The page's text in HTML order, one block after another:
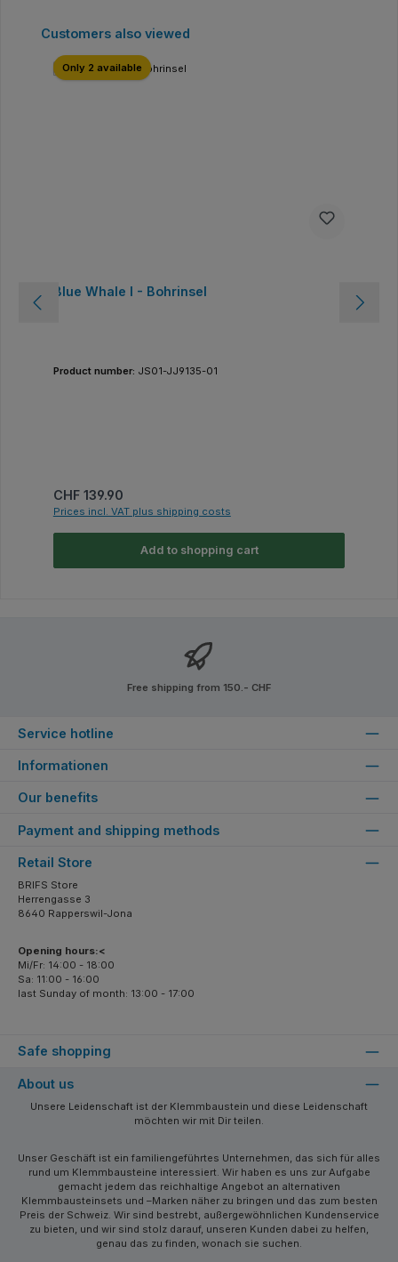
Skip product gallery
Customers also viewed
Only 2 available
Blue Whale I - Bohrinsel
Product number: JS01-JJ9135-01
Regular price:
CHF 139.90
Prices incl. VAT plus shipping costs
Add to shopping cart
Free shipping from 150.- CHF
Service hotline
Informationen
Our benefits
Payment and shipping methods
Safe shopping
Retail Store
BRIFS Store
Herrengasse 3
8640 Rapperswil-Jona
Opening hours:<
Mi/Fr: 14:00 - 18:00
Sa: 11:00 - 16:00
last Sunday of month: 13:00 - 17:00
About us
Unsere Leidenschaft ist der Klemmbaustein und diese Leidenschaft
möchten wir mit Dir teilen.
Unser Geschäft ist ein familiengeführtes Unternehmen, das sich für alles
rund um Klemmbausteine interessiert. Wir haben es uns zur Aufgabe
gemacht jedem das reichhaltige Angebot an alternativen
Klemmbausteinsets und –Marken näher zu bringen und das zum besten
Preis der Schweiz. Wir sind bestrebt, außergewöhnlichen Kundenservice
zu bieten, und wir sind stolz darauf, unseren Kunden dabei zu helfen,
genau das zu finden, wonach sie suchen.